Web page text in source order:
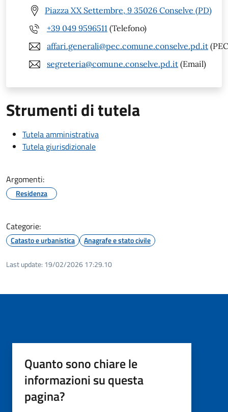
Piazza XX Settembre, 9 35026 Conselve (PD)
+39 049 9596511 (Telefono)
affari.generali@pec.comune.conselve.pd.it
segreteria@comune.conselve.pd.it (Email)
Strumenti di tutela
Tutela amministrativa
Tutela giurisdizionale
Argomenti:
Residenza
Categorie:
Catasto e urbanistica Anagrafe e stato civile
Last update: 19/02/2026 17:29.10
Quanto sono chiare le
informazioni su questa
pagina?